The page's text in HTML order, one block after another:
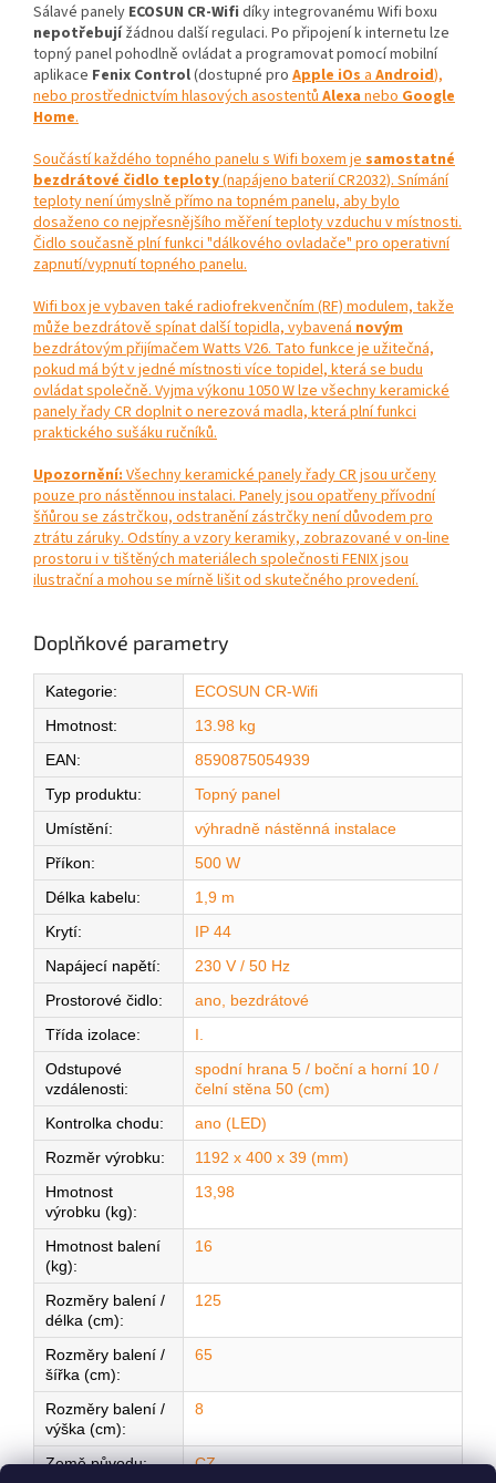
Sálavé panely ECOSUN CR-Wifi díky integrovanému Wifi boxu
nepotřebujížádnou další regulaci. Po připojení k internetu lze
topný panel pohodlně ovládat a programovat pomocí mobilní
aplikace Fenix Control(dostupné pro Apple iOsaAndroid),
nebo prostřednictvím hlasových asostentůAlexaneboGoogle
Home.
Součástí každého topného panelu s Wifi boxem jesamostatné
bezdrátové čidlo teploty(napájeno baterií CR2032). Snímání
teploty není úmyslně přímo na topném panelu, aby bylo
dosaženo co nejpřesnějšího měření teploty vzduchu v místnosti.
Čidlo současně plní funkci "dálkového ovladače" pro operativní
zapnutí/vypnutí topného panelu.
Wifi box je vybaven také radiofrekvenčním (RF) modulem, takže
může bezdrátově spínat další topidla, vybavenánovým
bezdrátovým přijímačem Watts V26. Tato funkce je užitečná,
pokud má být v jedné místnosti více topidel, která se budu
ovládat společně. Vyjma výkonu 1050 W lze všechny keramické
panely řady CR doplnit o nerezová madla, která plní funkci
praktického sušáku ručníků.
Upozornění:Všechny keramické panely řady CR jsou určeny
pouze pro nástěnnou instalaci. Panely jsou opatřeny přívodní
šňůrou se zástrčkou, odstranění zástrčky není důvodem pro
ztrátu záruky. Odstíny a vzory keramiky, zobrazované v on-line
prostoru i v tištěných materiálech společnosti FENIX jsou
ilustrační a mohou se mírně lišit od skutečného provedení.
Doplňkové parametry
Kategorie:
ECOSUN CR-Wifi
Hmotnost:
13.98 kg
EAN:
8590875054939
Typ produktu:
Topný panel
Umístění:
výhradně nástěnná instalace
Příkon:
500 W
Délka kabelu:
1,9 m
Krytí:
IP 44
Napájecí napětí:
230 V / 50 Hz
Prostorové čidlo:
ano, bezdrátové
Třída izolace:
I.
Odstupové
vzdálenosti:
spodní hrana 5 / boční a horní 10 /
čelní stěna 50 (cm)
Kontrolka chodu:
ano (LED)
Rozměr výrobku:
1192 x 400 x 39 (mm)
Hmotnost
výrobku (kg):
13,98
Hmotnost balení
(kg):
16
Rozměry balení /
délka (cm):
125
Rozměry balení /
šířka (cm):
65
Rozměry balení /
výška (cm):
8
Země původu: CZ